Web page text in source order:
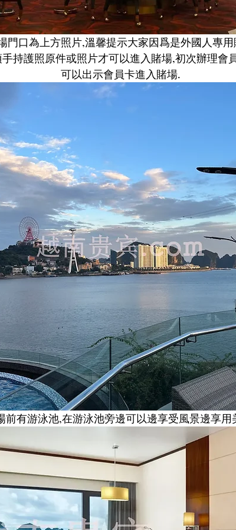
門口為上方照片,溫馨提示大家因爲是外國人專
持護照原件或照片才可以進入賭場,初次辦理會
可以出示會員卡進入賭場.
前有游泳池,在游泳池旁邊可以邊享受風景邊享用